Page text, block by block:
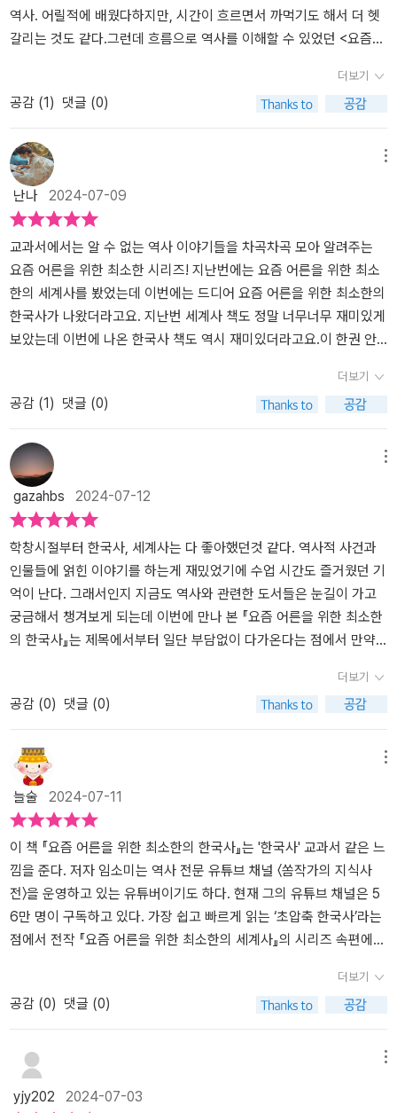
비 도서로도 적극 추천합니다북유럽카페의 소개로 출판사로부터 도
서를 제공받아 작성한 솔직 후기입니다
잘 풀어내고 있어 그동안 잘 정리되지 않았던 이쪽이 더 명쾌하게 다
가오는듯 하다.이 작가는 명쾌하고 간결한 해설, 이런게 참 맘에 든다.
고서야 다들 금방 질려할텐데, 고려와 조선이라는 기나긴 시간을 대
략적으로 미리 분류하여 책을 읽는 독자나 유튜브를 보는 시청자들이
큰 그림 보듯이 포괄적인 시선으로 그 시기를 바라볼 수 있게 해준
다.'손절' 이라든가, '뒷통수를 친다' 던가 하는 다소 이런 인문학적인
책에 어울리지 않는 표현들이 가끔 나오긴 하지만 막 눈쌀을 찌뿌리
게 할 정도로 심하지도 않고, 어차피 이 책이 너무 진지 빨고 나오는
책과는 달리 동네 누나, 동네 언니 같은 컨셉으로 나온 책이니만큼 오
히려 더 친근하게 느껴지기도 한다.문장도 딱히 흠 잡을 곳 없이 매끄
럽고, 오타도 전혀 없다.너무 막 지엽적으로 파고 들지도 않고 전체적
은 흐름 위주로 맥을 딱딱 집어가며 다정하게 이야기해주기 때문에
편하게 읽을 수 있다.다만, 이번 책을 통해서도 새삼 다시 한번 더 느
낀건데, 난 한국사와는 정말 안맞는것 같다.이런 장면들 보면 혈압이
질려 한다.​이 책의 유일한 단점을 구지 꼽아보라고 한다면, 역시나 대
한제국 이후부터 이야기가 전혀 없다는 것이다.어쨌든 한국사이니만
큼 근, 현대사, 특히나 현대사도 더 다뤄줬으면 했는데 분량의 압박 때
문인지 아예 생략되어 있다.일제 시대도 전혀 언급이 안되어 있고.딱
순종까지가 끝이다.같은 시리즈라 할 수 있는 세계사나 전쟁사 책이
350 페이지 정도의 분량이던데 이 책도 한 50 페이지 더 써서 일제
시대 이후의 이야기들도 간략하게나마 다뤄줬으면 하는 아쉬움이 남
는다.​​​​​★ 이 글은 출판사로부터 도서를 협찬받아 작성한 글입니다.​​​​​#요
즘어른을위한최소한의한국사#임소미#빅피시#최소한의한국사#쏨
작가의지식사전#쏨작가#역사유튜브#세계사유튜브#한국사#한국사
책추천#추천한국사책#북유럽
역사. 어릴적에 배웠다하지만, 시간이 흐르면서 까먹기도 해서 더 헷
갈리는 것도 같다.그런데 흐름으로 역사를 이해할 수 있었던 <요즘
아니라 전체적인 역사의 흐름을 이야기하듯 어렵지 않게 설명해 주어
방대한 내용의 역사이지만 쉽게 술술 읽혔다.맥락을 잘 이해하는 사
람이 이해도 빠르고 공부도 잘 하듯이 역사의 맥락이 쉽고 정확하게
알 수 있도록 잘 설명되어 있었다.아무리 쉬운 설명이라도 설명만 계
속 된다면 자칫 지루할 수 있는데,핵심만 제대로 전달한 연표와 사건
과 관련한 다양한 사진, 그림, 작품 들이 역사를 조금 더 입체적으로
알 수 있게 도와주었다.아이들이 본격적으로 역사공부를 시작하기 전
에각각 <요즘 10대를 위한 최소한의 한국사>, <요즘 어른을 위한 최
소한의 한국사>를 읽고서로가 이해한 한국사에대해 이야기 나눠보는
것도 좋겠다 싶었다.사는게 바쁘다는 핑계로 잊었던 우리의 역사를
다시한번 되 집어 볼 수 있어 좋았다.
더보기
공감 (1 ) 댓글 (0)
난나 2024-07-09
교과서에서는 알 수 없는 역사 이야기들을 차곡차곡 모아 알려주는
요즘 어른을 위한 최소한 시리즈! 지난번에는 요즘 어른을 위한 최소
한의 세계사를 봤었는데 이번에는 드디어 요즘 어른을 위한 최소한의
한국사가 나왔더라고요. 지난번 세계사 책도 정말 너무너무 재미있게
보았는데 이번에 나온 한국사 책도 역시 재미있더라고요.​​​이 한권 안
사의 흐름과 개념들을 쉽게 알 수 있도록 해주는데요. 출간 즉시 베스
트셀러에 오를 만큼 많은 이들에게 사랑을 받고 있는 시리즈입니다.
이 책이 저는 아주 재미있는데요. 이유는 설명이 지루하지 않고 아주
머리에 쏙쏙 들어오게 이야기해주기 때문이에요.​​​사실 역사는 알면 알
수록 재미있고 흥미롭지만 이것을 어떻게 다루고 또 어떻게 전달하느
냐에 따라서 아주 어렵고 지루할 수 있거든요. 학교때 역사 과목으로
접하는 한국사는 그저 달달달 외워야하고 시험을 치러야 하는 어려운
과목이었다면 커서 만나게 된 역사는 이보다 더 흥미롭고 재미있을
수 있을까 싶을 정도로 새롭게 다가오더라고요. 특히나 한국사 관련
된 책들은 수없이 많고 다양한 구성과 주제들을 갖고 전달하는 책들
이 많이 나오고 있는데요.​​​그중에서도 요즘 어른을 위한 최소한의 한
국사는 이 한 권 안에 꼭 알아야 하는 한국사의 지식들을 알기 쉽고 또
식들만을 모아 정리해 놓은 책이기 때문에 무엇보다 가성비가 아주
좋더라고요. 역사 교양 상식을 위해서 봐도 좋고 학습 대비해서 보기
에도 아주 좋은 책이라 청소년과 성인들에게 모두 한국사를 배울 수
있도록 해주는 책이었어요.​​​요즘 어른을 위한 최소한의 한국사에는 우
리 역사의 흐름을 한 눈에 알 수 있도록 통째로 머릿속에 입력되게금
가장 핵심적인 장면들만 모아 정리해 놓았는데요. 고조선부터 일제강
점기까지 우리 역사의 흥망성쇠를 따라가 보면서 오늘날 우리가 이
대한민국의 국민으로서 살아가는데 꼭 필요한 역사 지식들을 배울 수
있도록 해줍니다. 역사는 그저 지나간 이야기인데 왜 지금 현재를 살
아가는 우리가 역사를 배워야 하나 말하는 사람들이 종종 있는데요.​​​
그러나 올바른 역사 의식을 갖지 않은 사람들이 얼마나 이 사회를 어
지럽히는지 우리는 살면서 종종 마주하게 되거든요. 역사를 바라보는
다시 잘못된 선택을 할 수 있고 비극적인 역사는 언제든 반복될 수 있
다고 생각해요. 비극적 역사를 되풀이하지 않기 위해서는 우리의 선
조들이 지나온 역사를 밑거름 삼아 그 위에 바른 역사를 써내려가댜
한다고 생각합니다. 그래서 이렇게 요즘 어른을 위한 최소한의 한국
사와 같은 책들을 통해서 우리 역사를 알고 또 배우고 그 안에서 우리
가 반성하고 또 꺠우쳐야 하는 진실이 있다고 생각이 들어요.​​​역사는
더보기
공감 (1) 댓글 (0)
gazahbs 2024-07-12
학창시절부터 한국사, 세계사는 다 좋아했던것 같다. 역사적 사건과
인물들에 얽힌 이야기를 하는게 재밌었기에 수업 시간도 즐거웠던 기
억이 난다. 그래서인지 지금도 역사와 관련한 도서들은 눈길이 가고
궁금해서 챙겨보게 되는데 이번에 만나 본 『요즘 어른을 위한 최소한
의 한국사』는 제목에서부터 일단 부담없이 다가온다는 점에서 만약
니 어렵다거나 어디서부터 읽어야 할지 모르겠는 사람들에게 적극적
으로 추천할만한 책이라는 생각이 든다. 역사 공부 해본 사람은 알겠
지만 확실히 역사는 흐름의 이해해야 한다. 시대별로 나누긴 하지만
역사는 절대 끊김이 없다. 과도기는 있을지언정, 이전 시대와 다음 시
대 사이에도 분명 어떤 이야기는 있고 시간은 흐르고 있기 때문이
다. 그런 의미에서 볼때 한국사 전체를 2페이지에 걸쳐 연표로 보여
주고 시작하는 부분은 우리나라 역사를 흐름의 차원에서 이해하기에
도 많은 도움이 될 것 같다. 이후에는 우리에게 익숙한 흐름들, 학창시
절 배웠던 고조선과 삼국시대를 시작으로 우리나라의 역사 이야기가
펼쳐지는데 파고들자면 엄청나게 많은 이야기들이 있겠지만 이 책에
서는 핵심만, 제목 그대로 '최소한'으로 이 정도는 교양이 아니라 말
그대로 한국 사람이라면 알아야 하는 '상식' 수준의 내용들이 나오기
않을까 싶다. 한국사 전체에 걸쳐 시대사순으로 진행되는 책은 각 시
대별 핵심적인 내용이 나오는데 삼국시대를 걸쳐 신라시대에는 짐작
할 수 있듯이 삼국 통일에 대한 부분이 나오고 세계사의 중세시대에
해당하는 고려시대를 거쳐 조선시대와 대한제국까지의 역사가 소개
된다.근현대사는 빠져 있으니 참고하자. 보통 우리가 역사를 배울 때
이 부분도 나오는 점을 감안하면 딱 대한제국, 특히나 대한제국이 망
더보기
공감 (0) 댓글 (0)
늘술 2024-07-11
이 책 『요즘 어른을 위한 최소한의 한국사』는 '한국사' 교과서 같은 느
낌을 준다. 저자 임소미는 역사 전문 유튜브 채널 〈쏨작가의 지식사
전〉을 운영하고 있는 유튜버이기도 하다. 현재 그의 유튜브 채널은 5
6만 명이 구독하고 있다. 가장 쉽고 빠르게 읽는 ‘초압축 한국사’라는
점에서 전작 『요즘 어른을 위한 최소한의 세계사』의 시리즈 속편에
간에 잡아 독자들의 호평을 받았다. 이번 출간한 책 『요즘 어른을 위
한 최소한의 한국사』는 교과서에서는 맛볼 수 없는 역사의 참재미를
제대로 느낄 수 있도록 풍부한 자료 조사를 거쳤다고 밝히고 있다. 교
양으로 역사의 기본기를 알고 싶었던 '잘알못(‘잘 알지 못하다’라는
뜻) 어른들을 위해 친절한 우리 역사의 길잡이가 되어 줄 것으로 기대
해도 좋을 것 같다. 저자의 집필 능력은 전작에서 이미 보여준 대로 맛
더보기
공감 (0) 댓글 (0)
yjy202 2024-07-03